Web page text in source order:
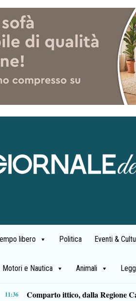
libero Politica Eventi &
Motori e Nautica Animali
09:46